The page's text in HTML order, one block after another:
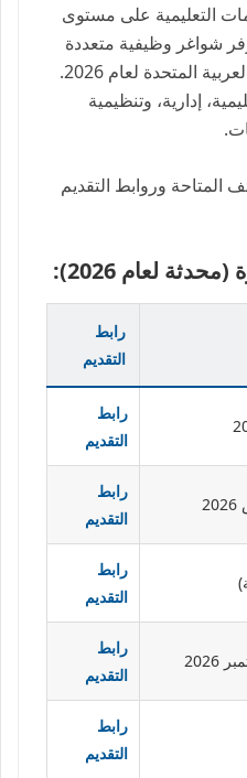
التعليمية على مستوى
شواغر وظيفية متعددة
في مدارسها بدولة الإمارات العربية المتحدة لعام 2026.
إدارية، وتنظيمية
المتاحة وروابط التقديم
لعام 2026):
رابط
التقديم
رابط
التقديم
رابط
التقديم
رابط
التقديم
رابط
التقديم
رابط
التقديم